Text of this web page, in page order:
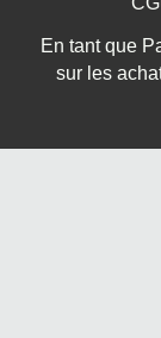
En tant que
sur les